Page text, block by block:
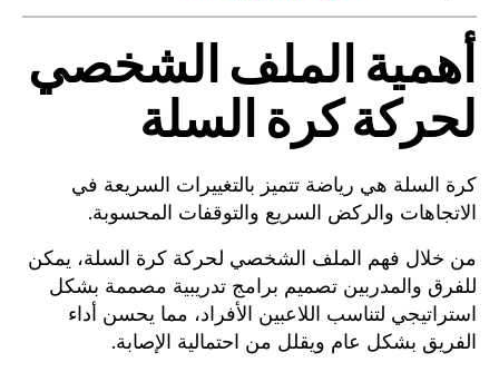
أهمية الملف الشخصي
لحركة كرة السلة
كرة السلة هي رياضة تتميز بالتغييرات السريعة في
الاتجاهات والركض السريع والتوقفات المحسوبة.
من خلال فهم الملف الشخصي لحركة كرة السلة، يمكن
للفرق والمدربين تصميم برامج تدريبية مصممة بشكل
استراتيجي لتناسب اللاعبين الأفراد، مما يحسن أداء
الفريق بشكل عام ويقلل من احتمالية الإصابة.